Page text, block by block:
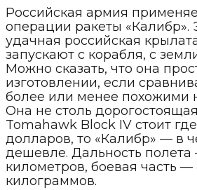
Российская армия
операции ракеты «Калибр».
удачная российская
запускают с корабля, с
Можно сказать, что она
изготовлении, если
более или менее похожими
Она не столь
Tomahawk Block IV стоит
долларов, то «Калибр» — в
дешевле. Дальность
километров, боевая часть —
килограммов.